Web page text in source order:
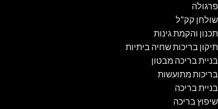
פרגולה
שולחן קק"ל
תכנון והקמת גינות
תיקון בריכות שחיה ביתיות
בניית בריכה מבטון
בריכות מתועשות
בניית בריכה
שיפוץ בריכה